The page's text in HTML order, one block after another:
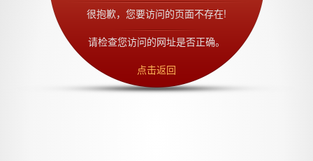
很抱歉，您要访问的页面不存在!
请检查您访问的网址是否正确。
点击返回